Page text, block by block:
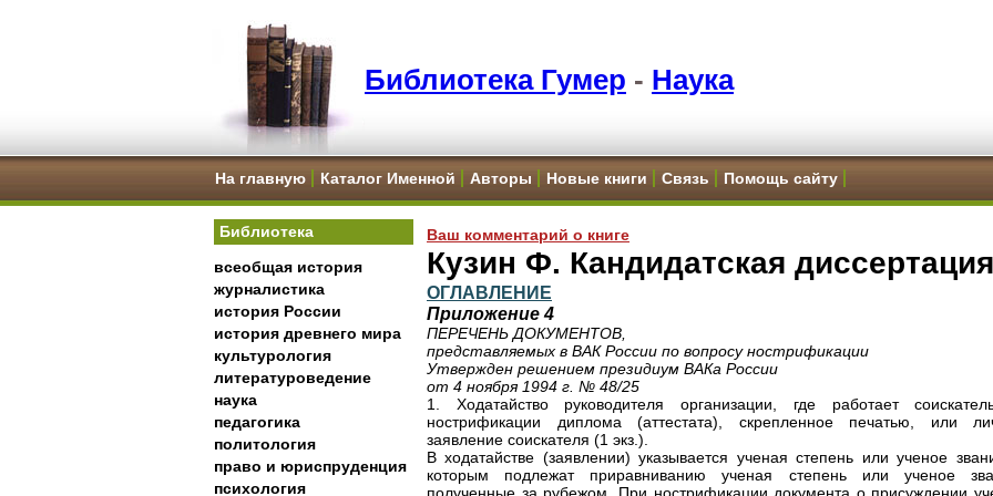
Библиотека Гумер - Наука
На главную Каталог Именной Авторы Новые книги Связь Помощь сайту
Библиотека
всеобщая история
журналистика
история России
история древнего мира
культурология
литературоведение
наука
педагогика
политология
право и юриспруденция
психология
Ваш комментарий о книге
Кузин Ф. Кандидатская диссертация
ОГЛАВЛЕНИЕ
Приложение 4
ПЕРЕЧЕНЬ ДОКУМЕНТОВ,
представляемых в ВАК России по вопросу нострификации
Утвержден решением президиум ВАКа России
от 4 ноября 1994 г. № 48/25
1. Ходатайство руководителя организации, где работает
нострификации диплома (аттестата), скрепленное печатью, или
заявление соискателя (1 экз.).
В ходатайстве (заявлении) указывается ученая степень или ученое
которым подлежат приравниванию ученая степень или ученое